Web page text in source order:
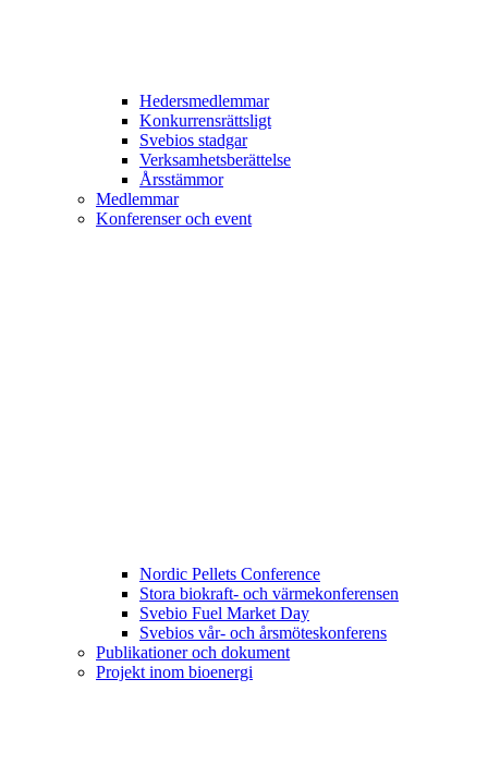
Hedersmedlemmar
Konkurrensrättsligt
Svebios stadgar
Verksamhetsberättelse
Årsstämmor
Medlemmar
Konferenser och event
Nordic Pellets Conference
Stora biokraft- och värmekonferensen
Svebio Fuel Market Day
Svebios vår- och årsmöteskonferens
Publikationer och dokument
Projekt inom bioenergi